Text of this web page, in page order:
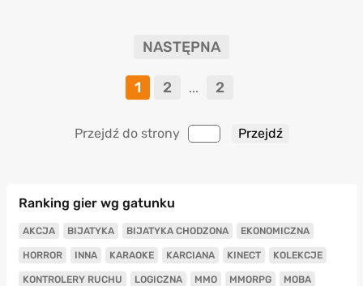
NASTĘPNA
1 2 ... 2
Przejdź do strony
Ranking gier wg gatunku
AKCJA BIJATYKA BIJATYKA CHODZONA EKONOMICZNA
HORROR INNA KARAOKE KARCIANA KINECT KOLEKCJE
KONTROLERY RUCHU LOGICZNA MMO MMORPG MOBA